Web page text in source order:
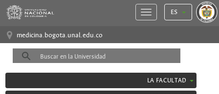
ES
medicina.bogota.unal.edu.co
LA FACULTAD